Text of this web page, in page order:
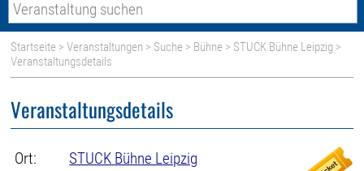
Startseite >Veranstaltungen > Suche > Bühne > STUCK Bühne Leipzig >
Veranstaltungsdetails
Veranstaltungsdetails
Ort:
STUCK Bühne Leipzig